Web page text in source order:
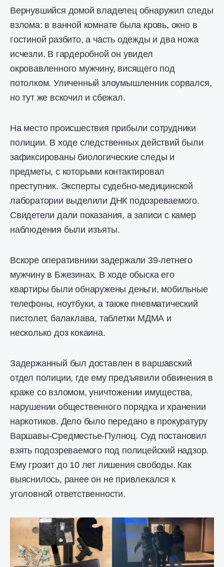
Вернувшийся домой владелец обнаружил следы
взлома: в ванной комнате была кровь, окно в
гостиной разбито, а часть одежды и два ножа
исчезли. В гардеробной он увидел
окровавленного мужчину, висящего под
потолком. Уличенный злоумышленник сорвался,
но тут же вскочил и сбежал.
На место происшествия прибыли сотрудники
полиции. В ходе следственных действий были
зафиксированы биологические следы и
предметы, с которыми контактировал
преступник. Эксперты судебно-медицинской
лаборатории выделили ДНК подозреваемого.
Свидетели дали показания, а записи с камер
наблюдения были изъяты.
Вскоре оперативники задержали 39-летнего
мужчину в Бжезинах. В ходе обыска его
квартиры были обнаружены деньги, мобильные
телефоны, ноутбуки, а также пневматический
пистолет, балаклава, таблетки МДМА и
несколько доз кокаина.
Задержанный был доставлен в варшавский
отдел полиции, где ему предъявили обвинения в
краже со взломом, уничтожении имущества,
нарушении общественного порядка и хранении
наркотиков. Дело было передано в прокуратуру
Варшавы-Средместье-Пулноц. Суд постановил
взять подозреваемого под полицейский надзор.
Ему грозит до 10 лет лишения свободы. Как
выяснилось, ранее он не привлекался к
уголовной ответственности.